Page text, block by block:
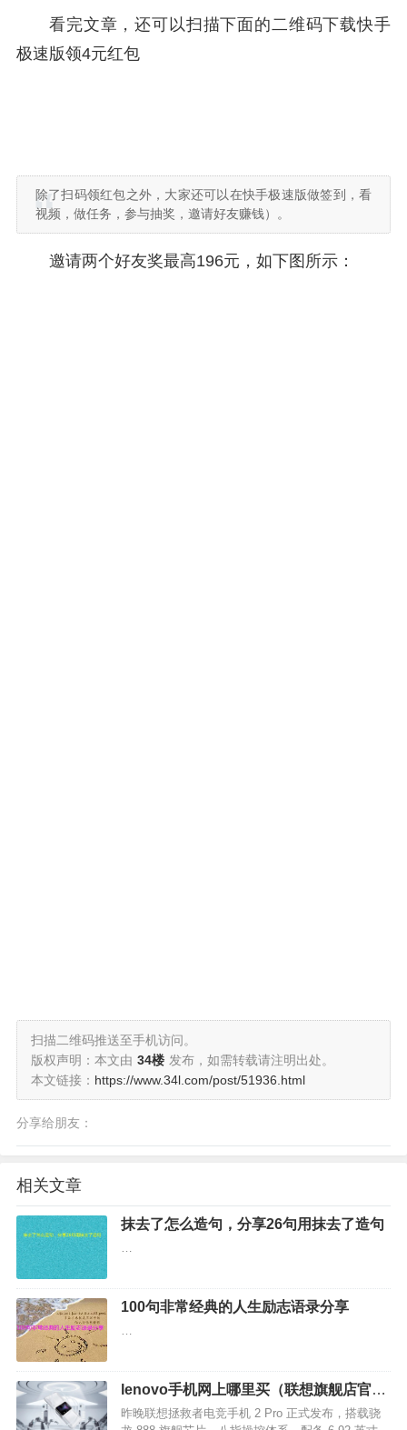
看完文章，还可以扫描下面的二维码下载快手
极速版领4元红包
除了扫码领红包之外，大家还可以在快手极速版做签到，看
视频，做任务，参与抽奖，邀请好友赚钱）。
邀请两个好友奖最高196元，如下图所示：
扫描二维码推送至手机访问。
版权声明：本文由 34楼 发布，如需转载请注明出处。
本文链接： https://www.34l.com/post/51936.html
分享给朋友：
相关文章
抹去了怎么造句，分享26句用抹去了造句
…
100句非常经典的人生励志语录分享
…
lenovo手机网上哪里买（联想旗舰店官网
商城）
昨晚联想拯救者电竞手机 2 Pro 正式发布，搭载骁